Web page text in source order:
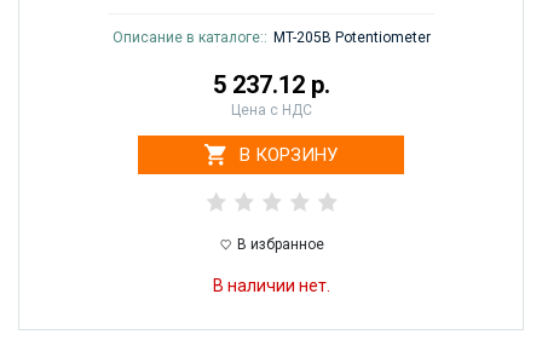
Описание в каталоге:: MT-205B Potentiometer
5 237.12 р.
Цена с НДС
В КОРЗИНУ
В избранное
В наличии нет.